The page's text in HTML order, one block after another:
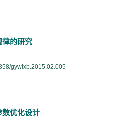
(281)
律的研究
gywlxb.2015.02.005
(241 )
数优化设计